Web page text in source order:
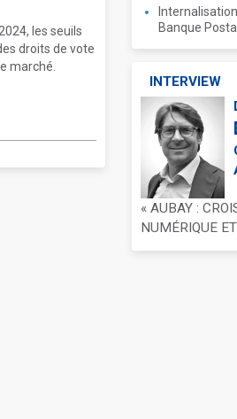
les seuils
droits de vote
marché.
Banque
INTERVIEW
« AUBAY :
NUMÉRIQUE